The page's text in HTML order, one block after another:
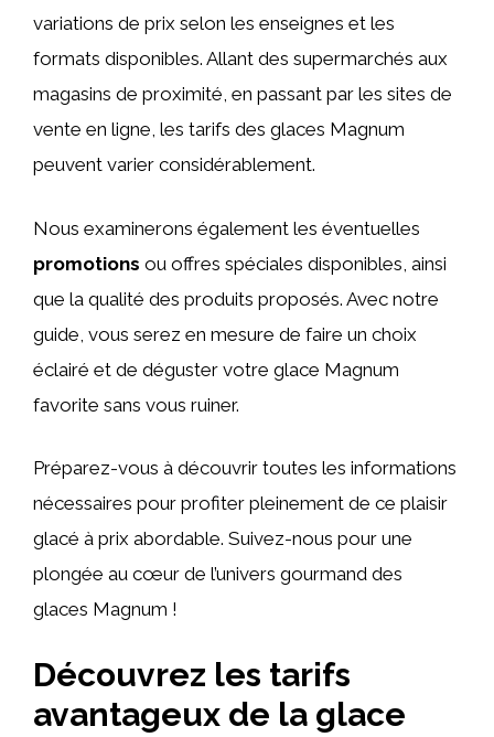
variations de prix selon les enseignes et les
formats disponibles. Allant des supermarchés aux
magasins de proximité, en passant par les sites de
vente en ligne, les tarifs des glaces Magnum
peuvent varier considérablement.
Nous examinerons également les éventuelles
promotions ou offres spéciales disponibles, ainsi
que la qualité des produits proposés. Avec notre
guide, vous serez en mesure de faire un choix
éclairé et de déguster votre glace Magnum
favorite sans vous ruiner.
Préparez-vous à découvrir toutes les informations
nécessaires pour profiter pleinement de ce plaisir
glacé à prix abordable. Suivez-nous pour une
plongée au cœur de l’univers gourmand des
glaces Magnum !
Découvrez les tarifs
avantageux de la glace